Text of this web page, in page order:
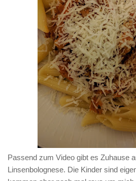
Passend zum Video gibt es Zuhause
Linsenbolognese. Die Kinder sind